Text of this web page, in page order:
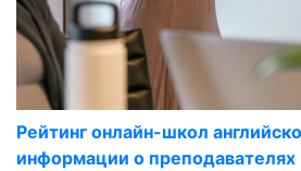
Рейтинг онлайн-школ
информации о преподавателях